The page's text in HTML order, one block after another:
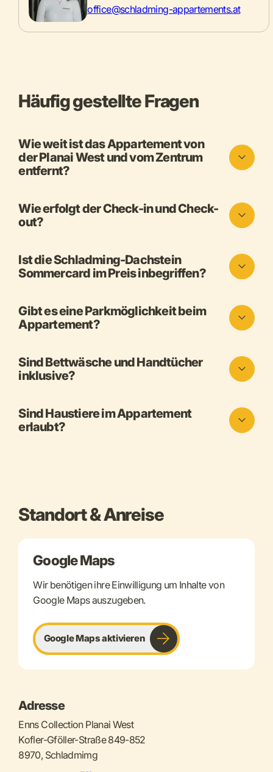
office@schladming-appartements.at
Häufig gestellte Fragen
Wie weit ist das Appartement von
der Planai West und vom Zentrum
entfernt?
Wie erfolgt der Check-in und Check-
out?
Ist die Schladming-Dachstein
Sommercard im Preis inbegriffen?
Gibt es eine Parkmöglichkeit beim
Appartement?
Sind Bettwäsche und Handtücher
inklusive?
Sind Haustiere im Appartement
erlaubt?
Standort & Anreise
Google Maps
Wir benötigen ihre Einwilligung um Inhalte von
Google Maps auszugeben.
Google Maps aktivieren
Adresse
Enns Collection Planai West
Kofler-Gföller-Straße 849-852
8970, Schladmimg